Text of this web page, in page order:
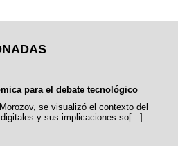
para el debate tecnológico
se visualizó el contexto del
y sus implicaciones so[...]